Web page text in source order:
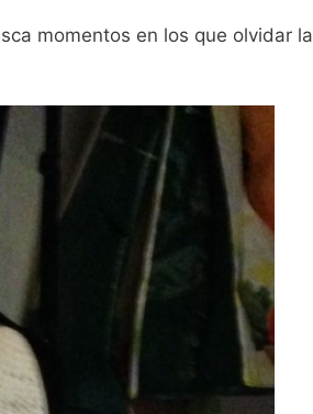
momentos en los que olvidar la